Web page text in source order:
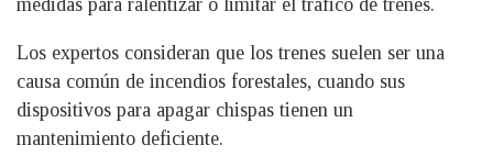
Los expertos consideran que los trenes suelen ser una
causa común de incendios forestales, cuando sus
dispositivos para apagar chispas tienen un
mantenimiento deficiente.